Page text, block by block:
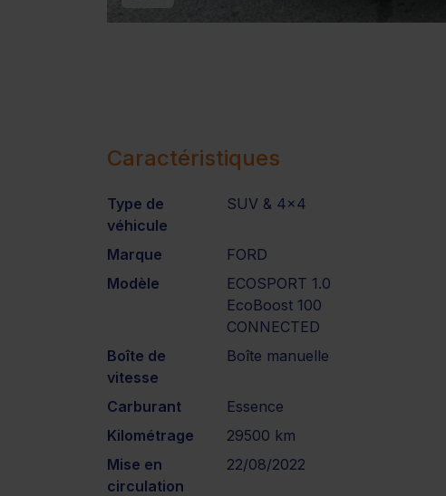
Caractéristiques
Type de
véhicule
SUV & 4x4
Marque
FORD
Modèle
ECOSPORT 1.0
EcoBoost 100
CONNECTED
Boîte de
vitesse
Boîte manuelle
Carburant
Essence
Kilométrage
29500 km
Mise en
circulation
22/08/2022